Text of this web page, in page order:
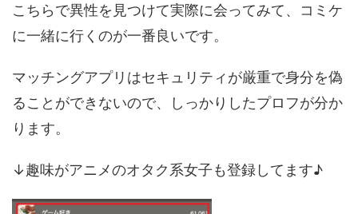
こちらで異性を見つけて実際に会ってみて、コミケ
に一緒に行くのが一番良いです。
マッチングアプリはセキュリティが厳重で身分を偽
ることができないので、しっかりしたプロフが分か
ります。
↓趣味がアニメのオタク系女子も登録してます♪